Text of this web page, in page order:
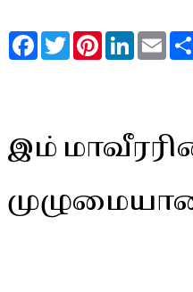
FacebookTwitterPinterestLinkedIn
இம்